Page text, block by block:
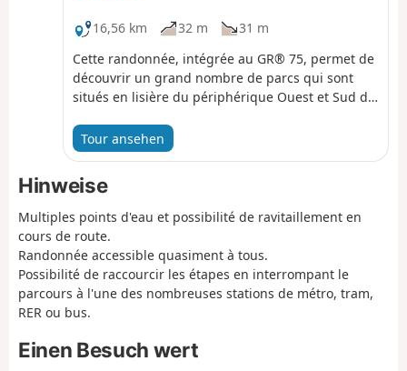
Parks hat man das Gefühl, weit weg von der Stadt
zu sein.
16,56 km 32 m
31 m
Cette randonnée, intégrée au GR® 75, permet de
découvrir un grand nombre de parcs qui sont
situés en lisière du périphérique Ouest et Sud de
remarquables sont nombreux sur le GR® mais
aussi aux alentours, comme le Bois de Boulogne.
Durant la traversée des nombreux parcs, on se
croirait éloigné de la ville.
Tour ansehen
Hinweise
Multiples points d'eau et possibilité de ravitaillement en
cours de route.
Randonnée accessible quasiment à tous.
Possibilité de raccourcir les étapes en interrompant le
parcours à l'une des nombreuses stations de métro, tram,
RER ou bus.
Einen Besuch wert